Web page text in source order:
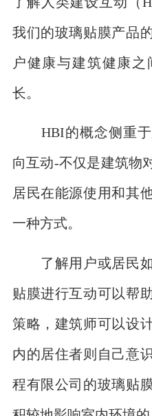
我们的玻璃贴膜产品
户健康与建筑健康
长。
HBI的概念侧重于
向互动-不仅是建筑物
居民在能源使用和其
一种方式。
了解用户或居民如
贴膜进行互动可以帮
策略，建筑师可以设
内的居住者则自己意
程有限公司的玻璃贴